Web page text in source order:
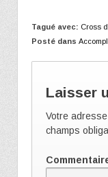
Tagué avec: Cross
Posté dans
Laisser
Votre
champs